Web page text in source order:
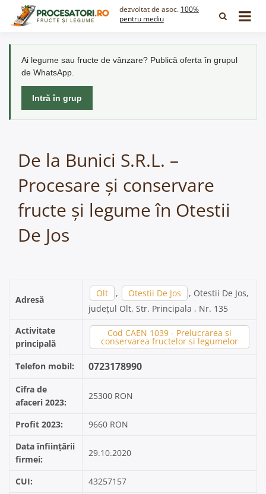
dezvoltat de asoc. 100%
pentru mediu
Ai legume sau fructe de vânzare? Publică oferta în grupul
de WhatsApp.
Intră în grup
De la Bunici S.R.L. –
Procesare și conservare
fructe și legume în Otestii
De Jos
Adresă
Olt , Otestii De Jos
, Otestii De Jos,
județul Olt, Str. Principala , Nr. 135
Activitate
principală
Cod CAEN 1039 - Prelucrarea si
conservarea fructelor si legumelor
Telefon mobil: 0723178990
Cifra de
afaceri 2023:
25300 RON
Profit 2023:
9660 RON
Data înființării
firmei:
29.10.2020
CUI:
43257157